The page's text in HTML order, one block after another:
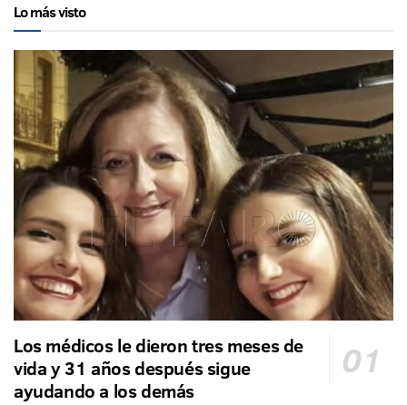
Lo más visto
Los médicos le dieron tres meses de
vida y 31 años después sigue
ayudando a los demás